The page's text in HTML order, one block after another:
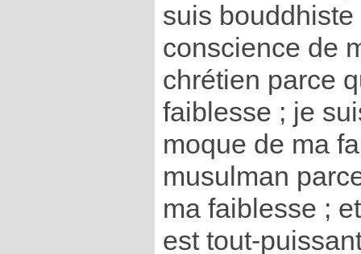
suis bouddhiste
conscience de
chrétien parce
faiblesse ; je
moque de ma
musulman
ma faiblesse ;
est tout-